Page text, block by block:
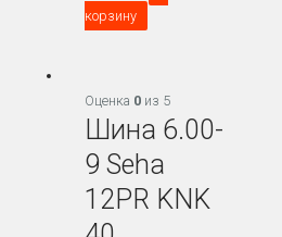
корзину
Оценка 0 из 5
Шина 6.00-
9 Seha
12PR KNK